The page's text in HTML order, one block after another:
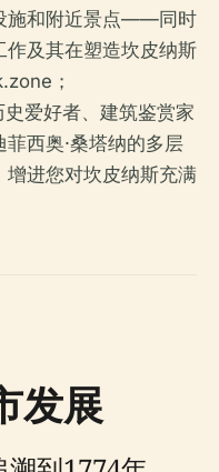
施和附近景点——同时
及其在塑造坎皮纳斯
；
爱好者、建筑鉴赏家
西奥·桑塔纳的多层
进您对坎皮纳斯充满
发展